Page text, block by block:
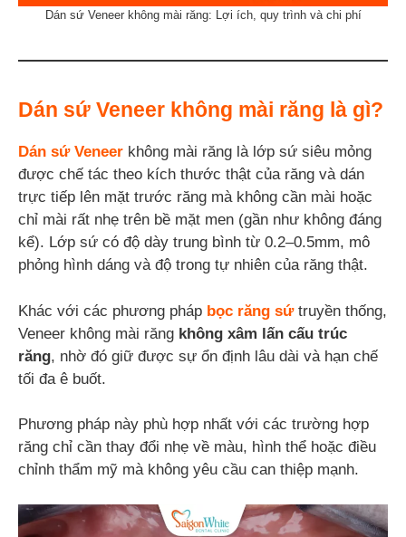
Dán sứ Veneer không mài răng: Lợi ích, quy trình và chi phí
Dán sứ Veneer không mài răng là gì?
Dán sứ Veneer không mài răng là lớp sứ siêu mỏng
được chế tác theo kích thước thật của răng và dán
trực tiếp lên mặt trước răng mà không cần mài hoặc
chỉ mài rất nhẹ trên bề mặt men (gần như không đáng
kể). Lớp sứ có độ dày trung bình từ 0.2–0.5mm, mô
phỏng hình dáng và độ trong tự nhiên của răng thật.
Khác với các phương pháp bọc răng sứtruyền thống,
Veneer không mài răng không xâm lấn cấu trúc
răng, nhờ đó giữ được sự ổn định lâu dài và hạn chế
tối đa ê buốt.
Phương pháp này phù hợp nhất với các trường hợp
răng chỉ cần thay đổi nhẹ về màu, hình thể hoặc điều
chỉnh thẩm mỹ mà không yêu cầu can thiệp mạnh.